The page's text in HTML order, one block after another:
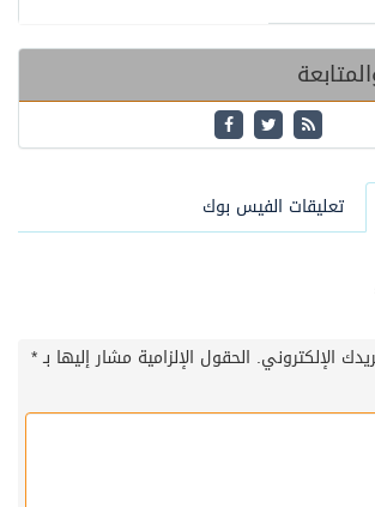
تعليقات الفيس بوك
الإلكتروني. الحقول الإلزامية مشار إليها بـ*